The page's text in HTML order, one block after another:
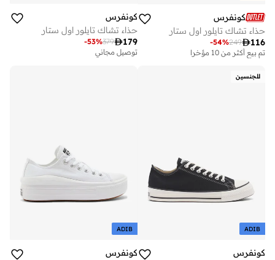
كونفرس
حذاء تشاك تايلور اول ستار
116
249
-54%
تم بيع أكثر من 10 مؤخرا
كونفرس
حذاء تشاك تايلور اول ستار
179
379
-53%
توصيل مجاني
على وشك النفاد
للجنسين
ADIB
كونفرس
ADIB
كونفرس